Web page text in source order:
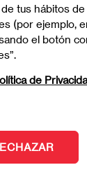
tipos de
o
tus hábitos
(por ejemplo,
el botón
de